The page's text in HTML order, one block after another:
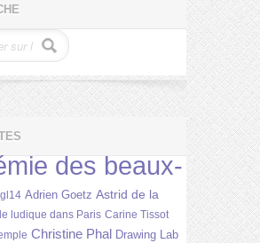
des beaux-
Adrien Goetz Astrid de la
ludique dans Paris Carine Tissot
Christine Phal Drawing Lab